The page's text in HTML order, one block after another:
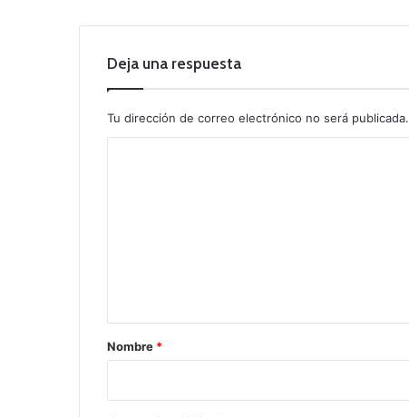
Deja una respuesta
Tu dirección de correo electrónico no será publicada.
rNombre *